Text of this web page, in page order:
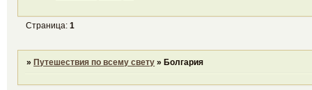
Страница:1
» Путешествия по всему свету » Болгария